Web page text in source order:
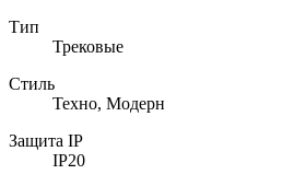
Тип
Трековые
Стиль
Техно, Модерн
Защита IP
IP20